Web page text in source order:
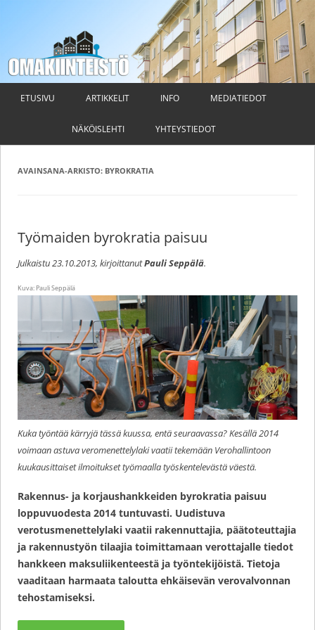
Taloyhtiön hallituksen ja isännöitsijän ammattilehti
Siirry
sisältöön
ETUSIVU ARTIKKELIT INFO MEDIATIEDOT
NÄKÖISLEHTI YHTEYSTIEDOT
AVAINSANA-ARKISTO: BYROKRATIA
Työmaiden byrokratia paisuu
Julkaistu23.10.2013, kirjoittanutPauli Seppälä.
Kuva: Pauli Seppälä
Kuka työntää kärryjä tässä kuussa, entä seuraavassa? Kesällä 2014
voimaan astuva veromenettelylaki vaatii tekemään Verohallintoon
kuukausittaiset ilmoitukset työmaalla työskentelevästä väestä.
Rakennus- ja korjaushankkeiden byrokratia paisuu
loppuvuodesta 2014 tuntuvasti. Uudistuva
verotusmenettelylaki vaatii rakennuttajia, päätoteuttajia
ja rakennustyön tilaajia toimittamaan verottajalle tiedot
hankkeen maksuliikenteestä ja työntekijöistä. Tietoja
vaaditaan harmaata taloutta ehkäisevän verovalvonnan
tehostamiseksi.